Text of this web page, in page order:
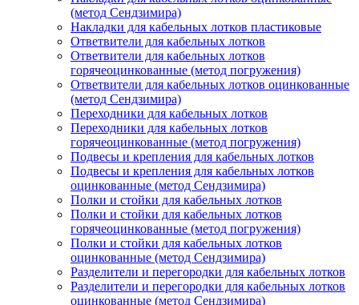
(метод Сендзимира)
Накладки для кабельных лотков пластиковые
Ответвители для кабельных лотков
Ответвители для кабельных лотков
горячеоцинкованные (метод погружения)
Ответвители для кабельных лотков оцинкованные
(метод Сендзимира)
Переходники для кабельных лотков
Переходники для кабельных лотков
горячеоцинкованные (метод погружения)
Подвесы и крепления для кабельных лотков
Подвесы и крепления для кабельных лотков
оцинкованные (метод Сендзимира)
Полки и стойки для кабельных лотков
Полки и стойки для кабельных лотков
горячеоцинкованные (метод погружения)
Полки и стойки для кабельных лотков
оцинкованные (метод Сендзимира)
Разделители и перегородки для кабельных лотков
Разделители и перегородки для кабельных лотков
оцинкованные (метод Сендзимира)